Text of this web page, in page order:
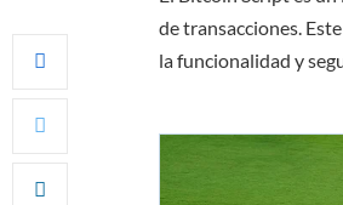
de transacciones.
la funcionalidad y